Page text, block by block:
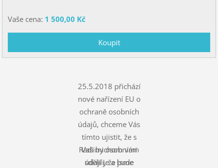
Vaše cena: 1 500,00 Kč
25.5.2018 přichází
nové nařízení EU o
ochraně osobních
údajů, chceme Vás
tímto ujistit, že s
Vašimi osobními
údaji je a bude
Rádi bychom vám
sdělili, že jsme